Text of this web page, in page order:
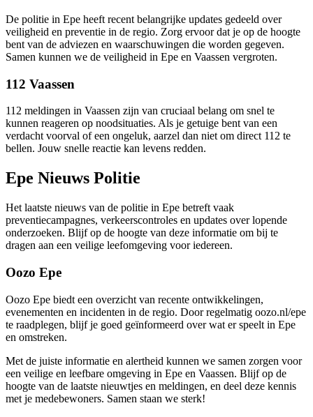
De politie in Epe heeft recent belangrijke updates gedeeld over
veiligheid en preventie in de regio. Zorg ervoor dat je op de hoogte
bent van de adviezen en waarschuwingen die worden gegeven.
Samen kunnen we de veiligheid in Epe en Vaassen vergroten.
112 Vaassen
112 meldingen in Vaassen zijn van cruciaal belang om snel te
kunnen reageren op noodsituaties. Als je getuige bent van een
verdacht voorval of een ongeluk, aarzel dan niet om direct 112 te
bellen. Jouw snelle reactie kan levens redden.
Epe Nieuws Politie
Het laatste nieuws van de politie in Epe betreft vaak
preventiecampagnes, verkeerscontroles en updates over lopende
onderzoeken. Blijf op de hoogte van deze informatie om bij te
dragen aan een veilige leefomgeving voor iedereen.
Oozo Epe
Oozo Epe biedt een overzicht van recente ontwikkelingen,
evenementen en incidenten in de regio. Door regelmatig oozo.nl/epe
te raadplegen, blijf je goed geïnformeerd over wat er speelt in Epe
en omstreken.
Met de juiste informatie en alertheid kunnen we samen zorgen voor
een veilige en leefbare omgeving in Epe en Vaassen. Blijf op de
hoogte van de laatste nieuwtjes en meldingen, en deel deze kennis
met je medebewoners. Samen staan we sterk!